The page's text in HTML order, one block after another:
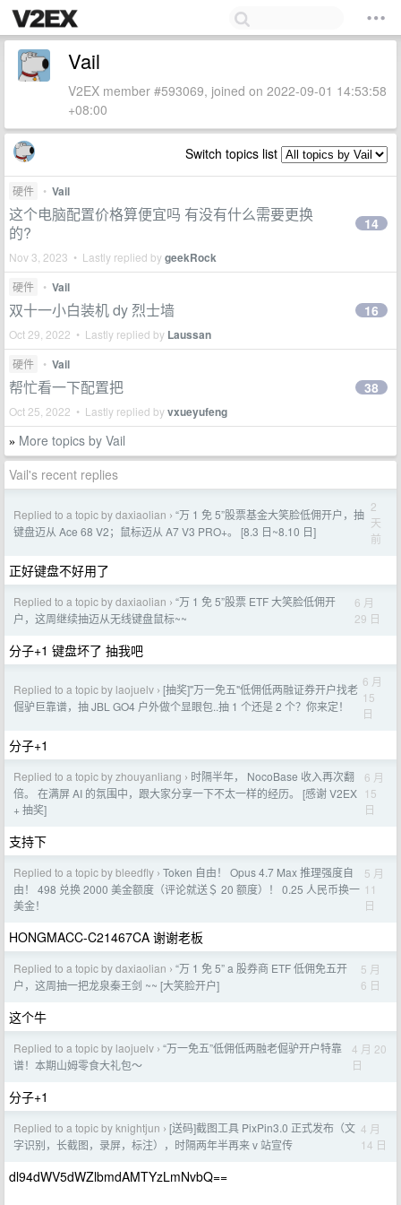
Vail
V2EX member #593069, joined on 2022-09-01 14:53:58
+08:00
Switch topics list
硬件 • Vail
这个电脑配置价格算便宜吗 有没有什么需要更换
的?
Nov 3, 2023 • Lastly replied bygeekRock
14
硬件 • Vail
双十一小白装机 dy 烈士墙
Oct 29, 2022 • Lastly replied by Laussan
16
硬件 • Vail
帮忙看一下配置把
Oct 25, 2022 • Lastly replied byvxueyufeng
38
» More topics by Vail
Vail's recent replies
Replied to a topic by daxiaolian › “万 1 免 5”股票基金大笑脸低佣开户，抽
键盘迈从 Ace 68 V2；鼠标迈从 A7 V3 PRO+。 [8.3 日~8.10 日]
2
天
前
正好键盘不好用了
Replied to a topic by daxiaolian › “万 1 免 5”股票 ETF 大笑脸低佣开
户，这周继续抽迈从无线键盘鼠标~~
6 月
29 日
分子+1 键盘坏了 抽我吧
Replied to a topic by laojuelv › [抽奖]"万一免五"低佣低两融证券开户找老
倔驴巨靠谱，抽 JBL GO4 户外做个显眼包..抽 1 个还是 2 个？你来定！
6 月
15
日
分子+1
Replied to a topic by zhouyanliang › 时隔半年， NocoBase 收入再次翻
倍。 在满屏 AI 的氛围中，跟大家分享一下不太一样的经历。 [感谢 V2EX
+ 抽奖]
6 月
15
日
支持下
Replied to a topic by bleedfly › Token 自由！ Opus 4.7 Max 推理强度自
由！ 498 兑换 2000 美金额度（评论就送＄ 20 额度）！ 0.25 人民币换一
美金！
5 月
11
日
HONGMACC-C21467CA 谢谢老板
Replied to a topic by daxiaolian › “万 1 免 5” a 股券商 ETF 低佣免五开
户，这周抽一把龙泉秦王剑 ~~ [大笑脸开户]
5 月
6 日
这个牛
Replied to a topic by laojuelv › “万一免五”低佣低两融老倔驴开户特靠
谱！本期山姆零食大礼包～
4 月 20
日
分子+1
Replied to a topic by knightjun › [送码]截图工具 PixPin3.0 正式发布（文
字识别，长截图，录屏，标注），时隔两年半再来 v 站宣传
4 月
14 日
dl94dWV5dWZlbmdAMTYzLmNvbQ==